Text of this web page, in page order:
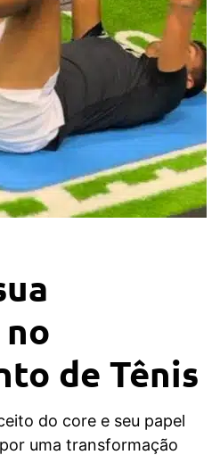
de Tênis
do core e seu papel
uma transformação